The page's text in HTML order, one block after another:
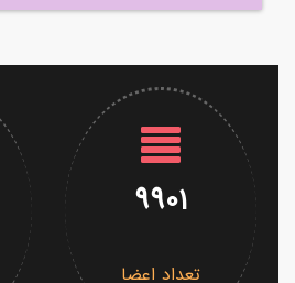
9901
تعداد اعضا